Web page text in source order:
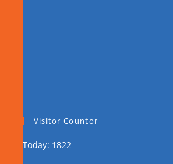
Visitor Countor
Today: 1822